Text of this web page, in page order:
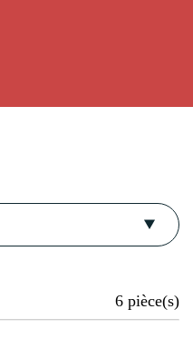
6 pièce(s)